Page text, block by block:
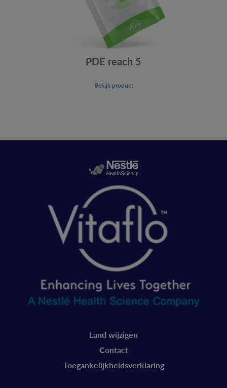
PDE reach 5
Bekijk product
Nederland
Land wijzigen
Contact
Toegankelijkheidsverklaring